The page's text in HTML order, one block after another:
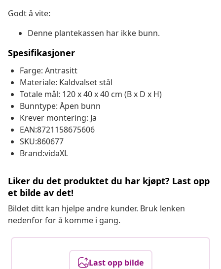
Godt å vite:
Denne plantekassen har ikke bunn.
Spesifikasjoner
Farge: Antrasitt
Materiale: Kaldvalset stål
Totale mål: 120 x 40 x 40 cm (B x D x H)
Bunntype: Åpen bunn
Krever montering: Ja
EAN:8721158675606
SKU:860677
Brand:vidaXL
Liker du det produktet du har kjøpt? Last opp
et bilde av det!
Bildet ditt kan hjelpe andre kunder. Bruk lenken
nedenfor for å komme i gang.
Last opp bilde